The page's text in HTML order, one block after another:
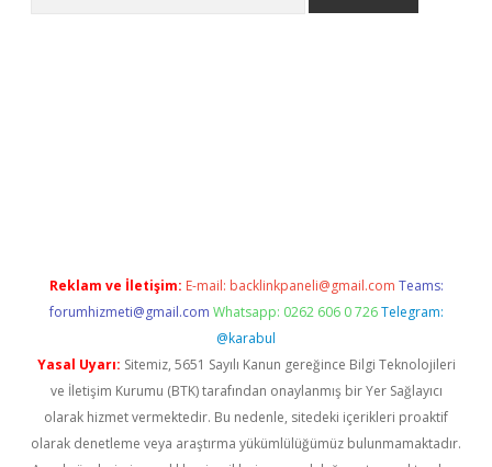
Reklam ve İletişim: E-mail: backlinkpaneli@gmail.com Teams:
forumhizmeti@gmail.com Whatsapp: 0262 606 0 726 Telegram:
@karabul
Yasal Uyarı: Sitemiz, 5651 Sayılı Kanun gereğince Bilgi Teknolojileri
ve İletişim Kurumu (BTK) tarafından onaylanmış bir Yer Sağlayıcı
olarak hizmet vermektedir. Bu nedenle, sitedeki içerikleri proaktif
olarak denetleme veya araştırma yükümlülüğümüz bulunmamaktadır.